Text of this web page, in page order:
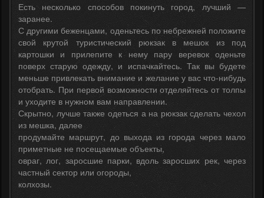
Есть несколько способов покинуть город, лучший —
заранее.
С другими беженцами, оденьтесь по небрежней положите
свой крутой туристический рюкзак в мешок из под
картошки и прилепите к нему пару веревок оденьте
поверх старую одежду, и испачкайтесь. Так вы будете
меньше привлекать внимание и желание у вас что-нибудь
отобрать. При первой возможности отделяйтесь от толпы
и уходите в нужном вам направлении.
Скрытно, лучше также одеться а на рюкзак сделать чехол
из мешка, далее
продумайте маршрут, до выхода из города через мало
приметные не посещаемые объекты,
овраг, лог, заросшие парки, вдоль заросших рек, через
частный сектор или огороды,
колхозы.